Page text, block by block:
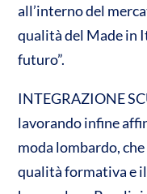
all’interno del
qualità del Made in
futuro”.
INTEGRAZIONE
lavorando infine
moda lombardo,
qualità formativa e